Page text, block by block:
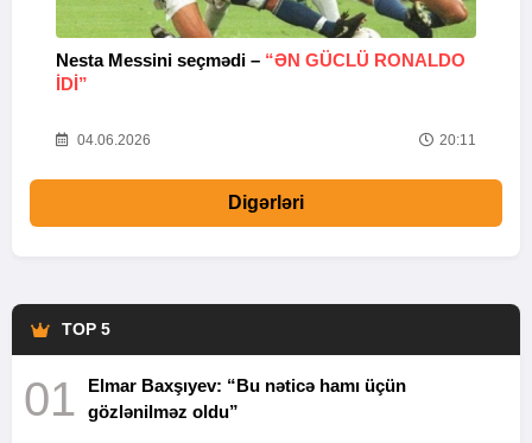
Nesta Messini seçmədi – “ƏN GÜCLÜ RONALDO
IDI”
04.06.2026 20:11
Digərləri
TOP 5
01
Elmar Baxşıyev: “Bu nəticə hamı üçün
gözlənilməz oldu”